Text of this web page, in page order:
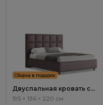
Сборка в подарок
Двуспальная кровать с
подъемным механизмом
195 × 136 × 220 см